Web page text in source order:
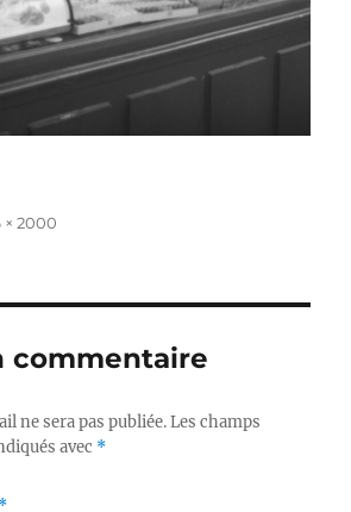
× 2000
commentaire
ne sera pas publiée. Les champs
avec *
*